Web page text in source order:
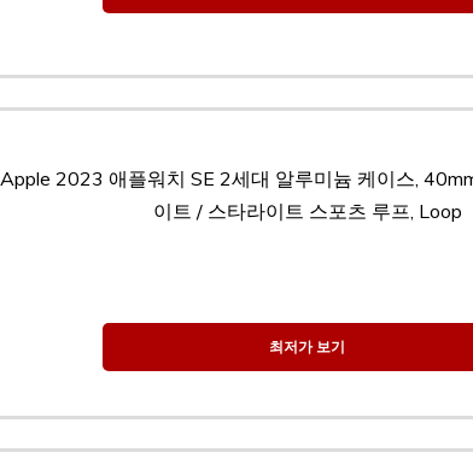
Apple 2023 애플워치 SE 2세대 알루미늄 케이스,
이트 / 스타라이트 스포츠 루프, Loop
최저가 보기